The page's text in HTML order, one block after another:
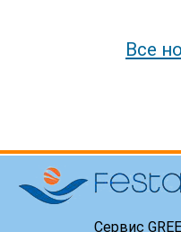
Все
Сервис